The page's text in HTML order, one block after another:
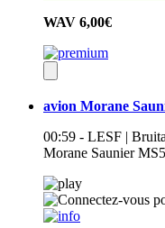
WAV 6,00€
avion Morane
00:59 - LESF |
Morane Saunier